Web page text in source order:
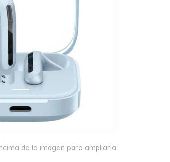
de la imagen para ampliarla